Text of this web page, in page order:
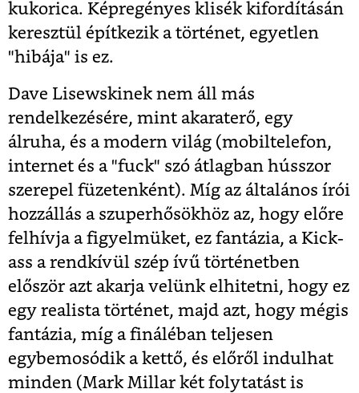
kukorica. Képregényes klisék kifordításán
keresztül építkezik a történet, egyetlen
"hibája" is ez.
Dave Lisewskinek nem áll más
rendelkezésére, mint akaraterő, egy
álruha, és a modern világ (mobiltelefon,
internet és a "fuck" szó átlagban hússzor
szerepel füzetenként). Míg az általános írói
hozzállás a szuperhősökhöz az, hogy előre
felhívja a figyelmüket, ez fantázia, a Kick-
ass a rendkívül szép ívű történetben
először azt akarja velünk elhitetni, hogy ez
egy realista történet, majd azt, hogy mégis
fantázia, míg a fináléban teljesen
egybemosódik a kettő, és előről indulhat
minden (Mark Millar két folytatást is